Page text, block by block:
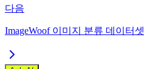
다음
ImageWoof 이미지 분류 데이터셋